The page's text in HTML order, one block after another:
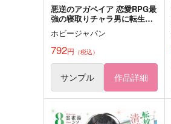
悪逆のアガペイア 恋愛RPG最
強の寝取りチャラ男に転生し
たけど、俺は絶対に寝取った
りしない! 2
ホビージャパン
792円 （税込）
サンプル 作品詳細